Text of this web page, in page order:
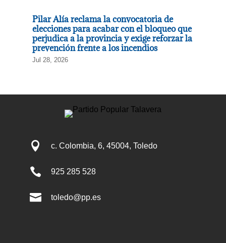
Pilar Alía reclama la convocatoria de
elecciones para acabar con el bloqueo que
perjudica a la provincia y exige reforzar la
prevención frente a los incendios
Jul 28, 2026
 c. Colombia, 6, 45004, Toledo
 925 285 528
 toledo@pp.es